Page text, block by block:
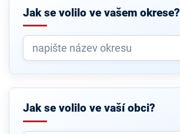
Jak se volilo ve vašem okrese?
Jak se volilo ve vaší obci?